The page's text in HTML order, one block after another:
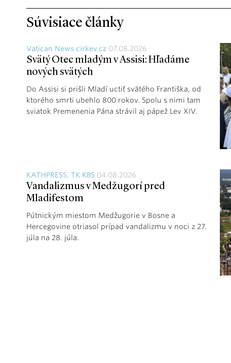
Súvisiace články
Vatican News cirkev.cz 07.08.2026
Svätý Otec mladým v Assisi: Hľadáme
nových svätých
Do Assisi si prišli Mladí uctiť svätého Františka, od
ktorého smrti ubehlo 800 rokov. Spolu s nimi tam
sviatok Premenenia Pána strávil aj pápež Lev XIV.
KATHPRESS, TK KBS 04.08.2026
Vandalizmus v Medžugorí pred
Mladifestom
Pútnickým miestom Medžugorie v Bosne a
Hercegovine otriasol prípad vandalizmu v noci z 27.
júla na 28. júla.